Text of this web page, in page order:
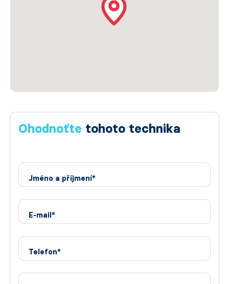
Ohodnoťte tohoto technika
Jméno a příjmení*
E-mail*
Telefon*